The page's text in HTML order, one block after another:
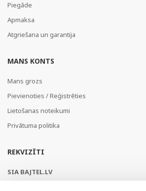
Piegāde
Apmaksa
Atgriešana un garantija
MANS KONTS
Mans grozs
Pievienoties / Reģistrēties
Lietošanas noteikumi
Privātuma politika
REKVIZĪTI
SIA BAJTEL.LV